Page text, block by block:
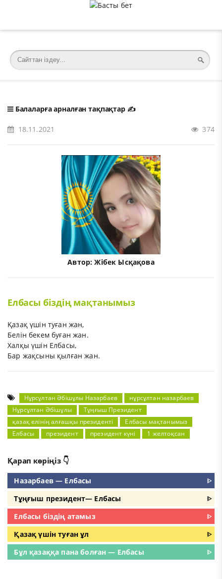
Балаларға арналған тақпақтар✍️
18.11.2021 374
Автор:Жібек Ысқақова
Елбасы біздің мақтанымыз
Қазақ үшін туған жан,
Белін бекем буған жан.
Халқы үшін Елбасы,
Бар жақсыны қылған жан.
Нұрсұлтан Әбішұлы Назарбаев
нұрсұлтан назарбаев
Нұрсұлтан Әбішұлы
Тұңғыш Президент
қазақ елінің алғашқы президенті
Елбасы мақтанымыз
Елбасы
президент президент күні 1 желтоқсан
Қарап көріңіз 👇
Назарбаев — Елбасы
ᐈ
Тұңғыш президент— Елбасы
ᐈ
Елбасы біздің атамыз
ᐈ
Қазақ үшін туған ұл
ᐈ
Бұл қазаққа пана болған — Елбасы
ᐈ